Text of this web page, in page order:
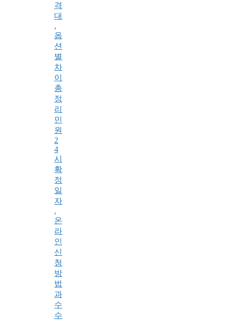
격
대
,
옵
션
별
차
이
총
정
리
민
원
2
4
시
확
정
일
자
,
온
라
인
신
청
방
법
과
수
수